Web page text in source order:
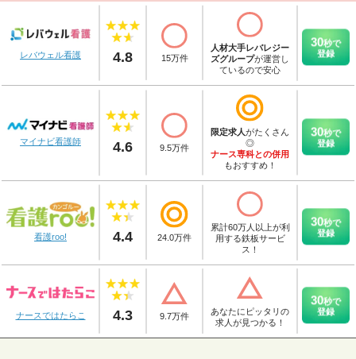
レバウェル看護 4.8 15万件
人材大手レバレジー
ズグループが運営し
ているので安心
30秒で
登録
マイナビ看護師 4.6 9.5万件
限定求人がたくさん
◎
ナース専科との併用
もおすすめ！
30秒で
登録
看護roo! 4.4 24.0万件
累計60万人以上が利
用する鉄板サービ
ス！
30秒で
登録
ナースではたらこ 4.3 9.7万件
あなたにピッタリの
求人が見つかる！
30秒で
登録